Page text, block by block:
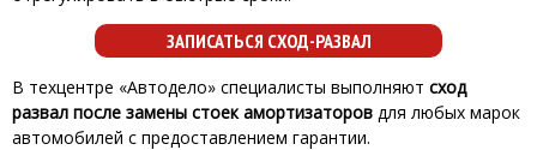
ЗАПИСАТЬСЯ СХОД-РАЗВАЛ
В техцентре «Автодело» специалисты выполняют сход
развал после замены стоек амортизаторов для любых марок
автомобилей с предоставлением гарантии.